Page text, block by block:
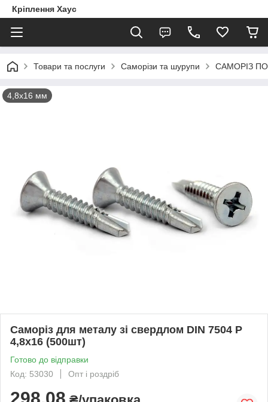
Кріплення Хаус
Товари та послуги Саморізи та шурупи САМОРІЗ
4,8х16 мм
Саморіз для металу зі свердлом DIN 7504 Р
4,8х16 (500шт)
Готово до відправки
Код: 53030
Опт і роздріб
298,08